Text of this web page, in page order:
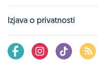
Izjava o privatnosti